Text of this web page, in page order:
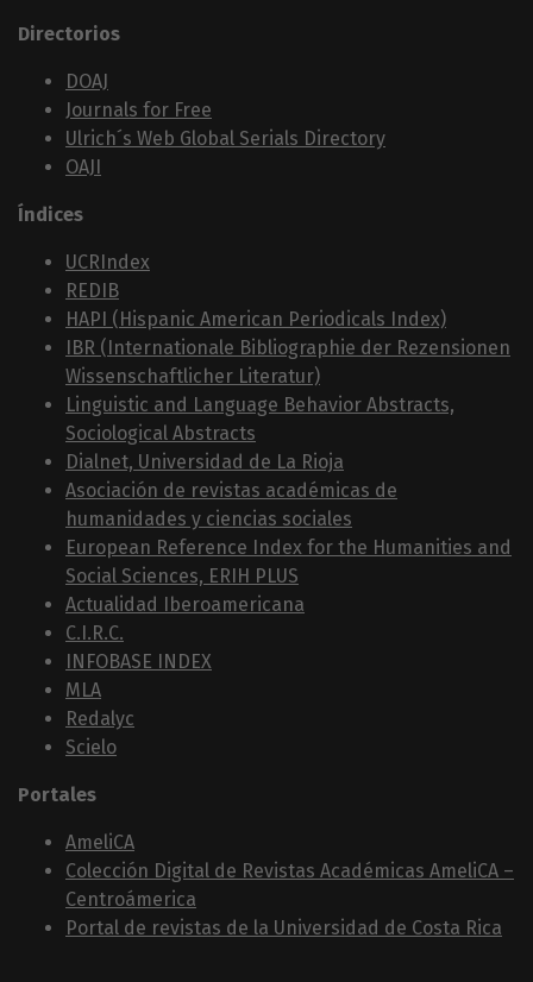
Directorios
DOAJ
Journals for Free
Ulrich´s Web Global Serials Directory
OAJI
Índices
UCRIndex
REDIB
HAPI (Hispanic American Periodicals Index)
IBR (Internationale Bibliographie der Rezensionen
Wissenschaftlicher Literatur)
Linguistic and Language Behavior Abstracts,
Sociological Abstracts
Dialnet, Universidad de La Rioja
Asociación de revistas académicas de
humanidades y ciencias sociales
European Reference Index for the Humanities and
Social Sciences, ERIH PLUS
Actualidad Iberoamericana
C.I.R.C.
INFOBASE INDEX
MLA
Redalyc
Scielo
Portales
AmeliCA
Colección Digital de Revistas Académicas AmeliCA –
Centroámerica
Portal de revistas de la Universidad de Costa Rica